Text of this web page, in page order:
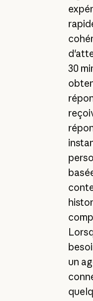
30
un